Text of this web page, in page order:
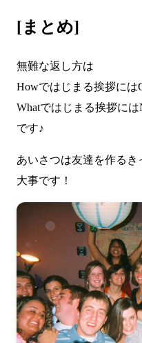
[まとめ]
無難な返し方は
Howではじまる挨拶には
Whatではじまる挨拶に
です♪
あいさつは友達を作るき
大事です！